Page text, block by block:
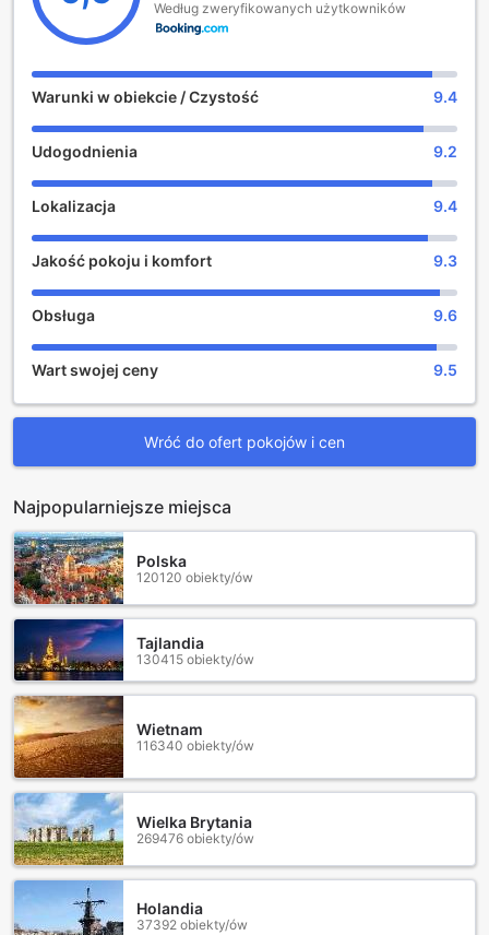
transferu lotniskowego.
Według zweryfikowanych użytkowników
Warunki w obiekcie / Czystość 9.4
Udogodnienia 9.2
Lokalizacja 9.4
Jakość pokoju i komfort 9.3
Obsługa 9.6
Wart swojej ceny 9.5
Wróć do ofert pokojów i cen
Najpopularniejsze miejsca
Polska
120120 obiekty/ów
Tajlandia
130415 obiekty/ów
Wietnam
116340 obiekty/ów
Wielka Brytania
269476 obiekty/ów
Holandia
37392 obiekty/ów